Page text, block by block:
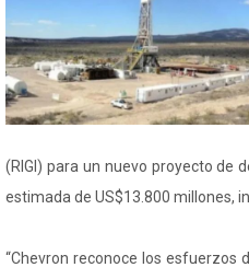
(RIGI) para un nuevo proyecto de
estimada de US$13.800 millones,
“Chevron reconoce los esfuerzos